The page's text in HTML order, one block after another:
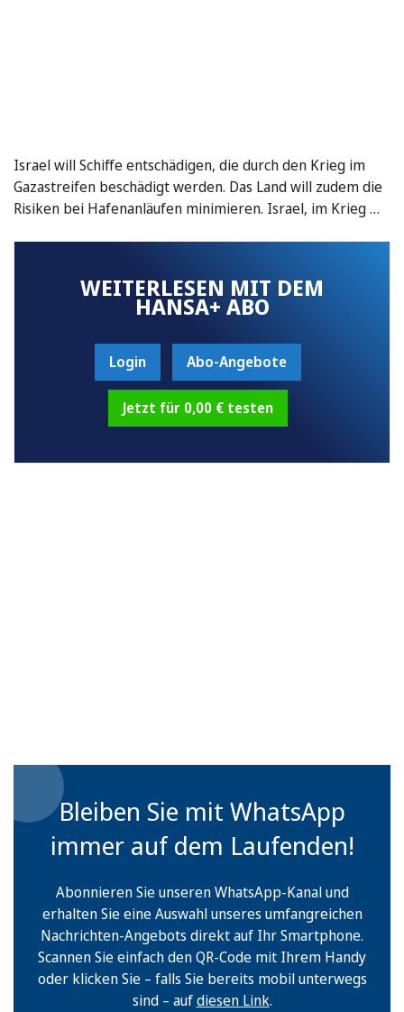
Israel will Schiffe entschädigen, die durch den Krieg im
Gazastreifen beschädigt werden. Das Land will zudem die
Risiken bei Hafenanläufen minimieren. Israel, im Krieg …
WEITERLESEN MIT DEM
HANSA+ ABO
Login Abo-Angebote
Jetzt für 0,00 € testen
Bleiben Sie mit WhatsApp
immer auf dem Laufenden!
Abonnieren Sie unseren WhatsApp-Kanal und
erhalten Sie eine Auswahl unseres umfangreichen
Nachrichten-Angebots direkt auf Ihr Smartphone.
Scannen Sie einfach den QR-Code mit Ihrem Handy
oder klicken Sie – falls Sie bereits mobil unterwegs
sind – aufdiesen Link.